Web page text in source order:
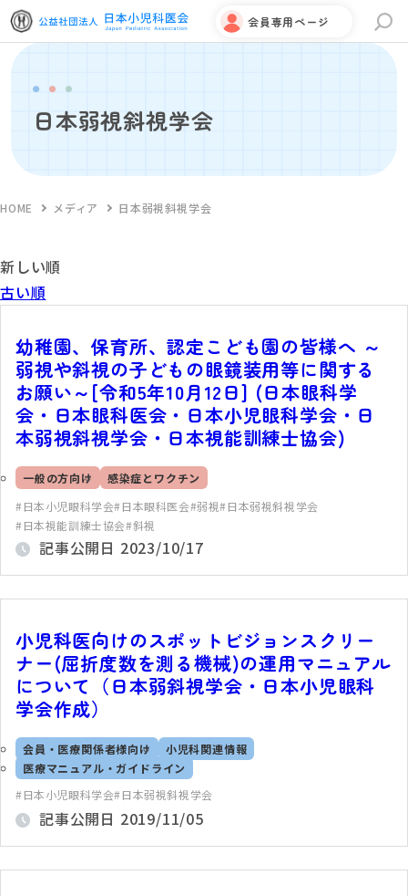
会員専用ページ
日本弱視斜視学会
HOME メディア 日本弱視斜視学会
新しい順
古い順
幼稚園、保育所、認定こども園の皆様へ ～
弱視や斜視の子どもの眼鏡装用等に関する
お願い～[令和5年10月12日] (日本眼科学
会・日本眼科医会・日本小児眼科学会・日
本弱視斜視学会・日本視能訓練士協会)
一般の方向け
感染症とワクチン
日本小児眼科学会 日本眼科医会 弱視 日本弱視斜視学会
日本視能訓練士協会 斜視
記事公開日 2023/10/17
小児科医向けのスポットビジョンスクリー
ナー(屈折度数を測る機械)の運用マニュアル
について（日本弱斜視学会・日本小児眼科
学会作成）
会員・医療関係者様向け
小児科関連情報
医療マニュアル・ガイドライン
日本小児眼科学会 日本弱視斜視学会
記事公開日 2019/11/05